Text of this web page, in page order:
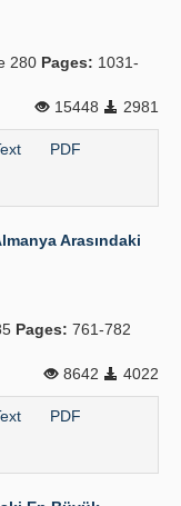
280 Pages: 1031-
15448
2981
PDF
Arasındaki
Pages: 761-782
8642
4022
PDF